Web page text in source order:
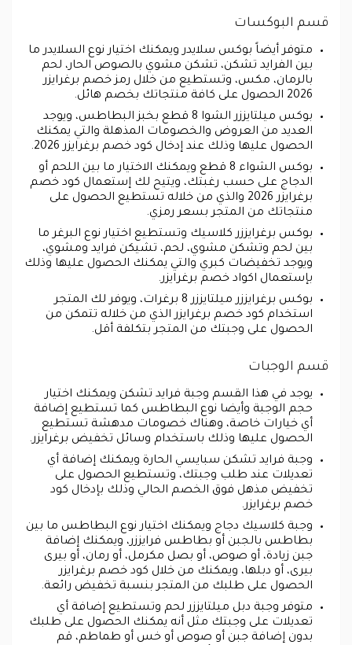
قسم البوكسات
متوفر أيضاً بوكس سلايدر ويمكنك اختيار نوع السلايدر ما
بين الفرايد تشكن، تشكن مشوي بالصوص الحار، لحم
بالرمان، مكس، وتستطيع من خلال رمز خصم برغرايزر
2026 الحصول على كافة منتجاتك بخصم هائل.
بوكس ميلتايززر الشوا 8 قطع بخبز البطاطس، ويوجد
العديد من العروض والخصومات المذهلة والتي يمكنك
الحصول عليها وذلك عند إدخال كود خصم برغرايزر 2026.
بوكس الشواء 8 قطع ويمكنك الاختيار ما بين اللحم أو
الدجاج على حسب رغبتك، ويتيح لك إستعمال كود خصم
برغرايزر 2026 والذي من خلاله تستطيع الحصول على
منتجاتك من المتجر بسعر رمزي.
بوكس برغرايززر كلاسيك وتستطيع اختيار نوع البرغر ما
بين لحم وتشكن مشوي، لحم، تشيكن فرايد ومشوي،
ويوجد تخفيضات كبري والتي يمكنك الحصول عليها وذلك
بإستعمال اكواد خصم برغرايزر.
بوكس برغرايززر ميلتايززر 8 برغرات، ويوفر لك المتجر
استخدام كود خصم برغرايزر الذي من خلاله تتمكن من
الحصول على وجبتك من المتجر بتكلفة أقل.
قسم الوجبات
يوجد في هذا القسم وجبة فرايد تشكن ويمكنك اختيار
حجم الوجبة وأيضا نوع البطاطس كما تستطيع إضافة
أي خيارات خاصة، وهناك خصومات مدهشة تستطيع
الحصول عليها وذلك باستخدام وسائل تخفيض برغرايزر.
وجبة فرايد تشكن سبايسي الحارة ويمكنك إضافة أي
تعديلات عند طلب وجبتك، وتستطيع الحصول على
تخفيض مذهل فوق الخصم الحالي وذلك بإدخال كود
خصم برغرايزر.
وجبة كلاسيك دجاج ويمكنك اختيار نوع البطاطس ما بين
بطاطس بالجبن أو بطاطس فرايززر، ويمكنك إضافة
جبن زيادة، أو صوص، أو بصل مكرمل، أو رمان، أو بيرى
بيرى، أو دبلها، ويمكنك من خلال كود خصم برغرايزر
الحصول على طلبك من المتجر بنسبة تخفيض رائعة.
متوفر وجبة دبل ميلتايززر لحم وتستطيع إضافة أي
تعديلات على وجبتك مثل أنه يمكنك الحصول على طلبك
بدون إضافة جبن أو صوص أو خس أو طماطم، قم